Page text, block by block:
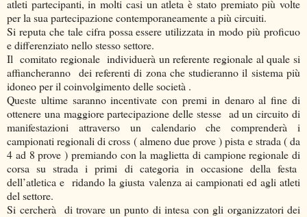
atleti partecipanti, in molti casi un atleta è stato premiato più volte
per la sua partecipazione contemporaneamente a più circuiti.
Si reputa che tale cifra possa essere utilizzata in modo più proficuo
e differenziato nello stesso settore.
Il comitato regionale individuerà un referente regionale al quale si
affiancheranno dei referenti di zona che studieranno il sistema più
idoneo per il coinvolgimento delle società .
Queste ultime saranno incentivate con premi in denaro al fine di
ottenere una maggiore partecipazione delle stesse ad un circuito di
manifestazioni attraverso un calendario che comprenderà i
campionati regionali di cross ( almeno due prove ) pista e strada ( da
4 ad 8 prove ) premiando con la maglietta di campione regionale di
corsa su strada i primi di categoria in occasione della festa
dell’atletica e ridando la giusta valenza ai campionati ed agli atleti
del settore.
Si cercherà di trovare un punto di intesa con gli organizzatori dei